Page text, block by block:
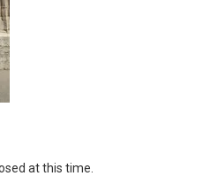
at this time.